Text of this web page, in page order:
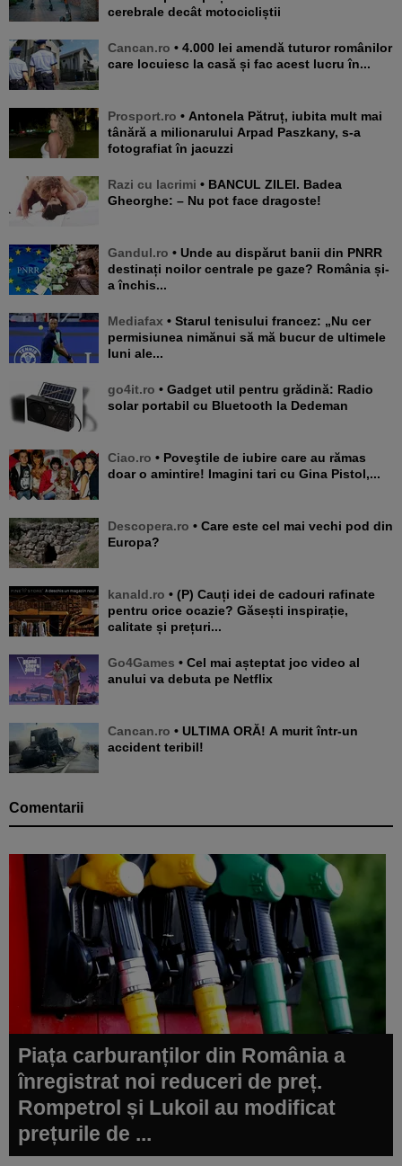
cerebrale decât motocicliștii
Cancan.ro • 4.000 lei amendă tuturor românilor
care locuiesc la casă și fac acest lucru în...
Prosport.ro • Antonela Pătruț, iubita mult mai
tânără a milionarului Arpad Paszkany, s-a
fotografiat în jacuzzi
Razi cu lacrimi • BANCUL ZILEI. Badea
Gheorghe: – Nu pot face dragoste!
Gandul.ro • Unde au dispărut banii din PNRR
destinați noilor centrale pe gaze? România și-
a închis...
Mediafax • Starul tenisului francez: „Nu cer
permisiunea nimănui să mă bucur de ultimele
luni ale...
go4it.ro • Gadget util pentru grădină: Radio
solar portabil cu Bluetooth la Dedeman
Ciao.ro • Poveştile de iubire care au rămas
doar o amintire! Imagini tari cu Gina Pistol,...
Descopera.ro • Care este cel mai vechi pod din
Europa?
kanald.ro • (P) Cauți idei de cadouri rafinate
pentru orice ocazie? Găsești inspirație,
calitate și prețuri...
Go4Games • Cel mai așteptat joc video al
anului va debuta pe Netflix
Cancan.ro • ULTIMA ORĂ! A murit într-un
accident teribil!
Comentarii
Piața carburanților din România a
înregistrat noi reduceri de preț.
Rompetrol și Lukoil au modificat
prețurile de ...